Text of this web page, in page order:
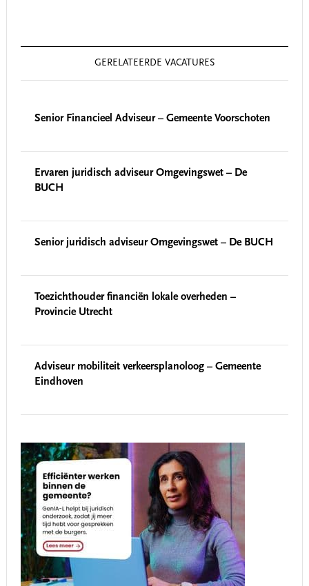
GERELATEERDE VACATURES
Senior Financieel Adviseur – Gemeente Voorschoten
Ervaren juridisch adviseur Omgevingswet – De
BUCH
Senior juridisch adviseur Omgevingswet – De BUCH
Toezichthouder financiën lokale overheden –
Provincie Utrecht
Adviseur mobiliteit verkeersplanoloog – Gemeente
Eindhoven